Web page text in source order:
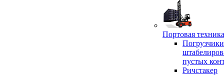
Портовая
пустых
Ричстакер